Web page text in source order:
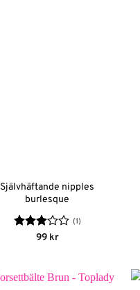
Självhäftande nipples
burlesque
Betygsatt
(1)
99 kr